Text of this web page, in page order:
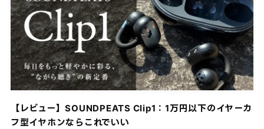
【レビュー】SOUNDPEATS Clip1：1万円以下のイヤーカ
フ型イヤホンならこれでいい